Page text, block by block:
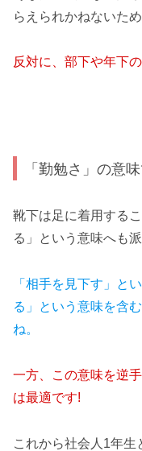
らえられかねないた
反対に、部下や年下
「勤勉さ」の意
靴下は足に着用する
る」という意味へも派
「相手を見下す」と
る」という意味を含
ね。
一方、この意味を逆
は最適です!
これから社会人1年